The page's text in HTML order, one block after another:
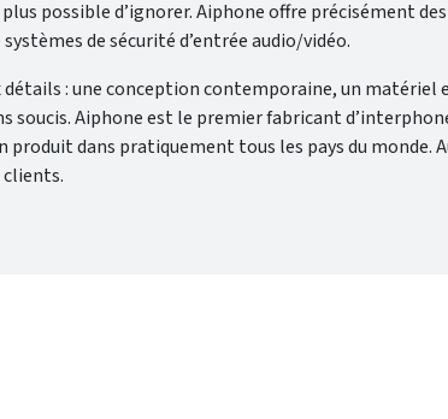
possible d’ignorer. Aiphone offre précisément
de sécurité d’entrée audio/vidéo.
: une conception contemporaine, un matériel
Aiphone est le premier fabricant
dans pratiquement tous les pays du monde.
clients.